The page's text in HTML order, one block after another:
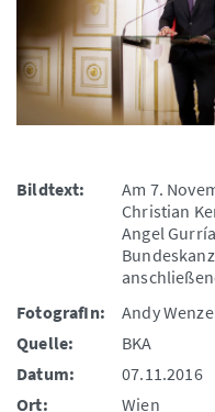
Bildtext:
Am 7.
Christian
Angel
FotografIn:
Andy
Quelle:
BKA
Datum:
07.11.2016
Ort:
Wien